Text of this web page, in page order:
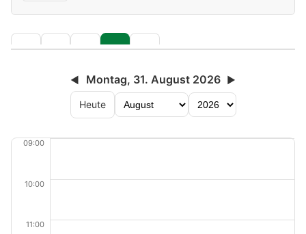
◀ Montag, 31. August 2026 ▶
Heute
09:00
10:00
11:00